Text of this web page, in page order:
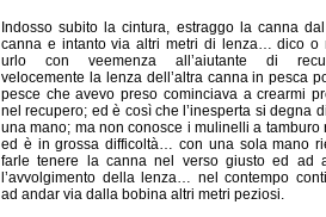
Indosso subito la cintura, estraggo la canna
canna e intanto via altri metri di lenza… dico o
urlo con veemenza all’aiutante di
velocemente la lenza dell’altra canna in pesca
pesce che avevo preso cominciava a crearmi
nel recupero; ed è così che l’inesperta si degna
una mano; ma non conosce i mulinelli a tamburo
ed è in grossa difficoltà… con una sola mano
farle tenere la canna nel verso giusto ed ad
l’avvolgimento della lenza… nel contempo
ad andar via dalla bobina altri metri peziosi.